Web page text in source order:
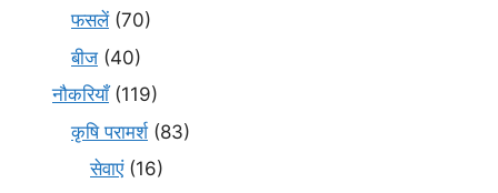
फसलें(70)
बीज (40)
नौकरियाँ(119)
कृषि परामर्श(83)
सेवाएं(16)